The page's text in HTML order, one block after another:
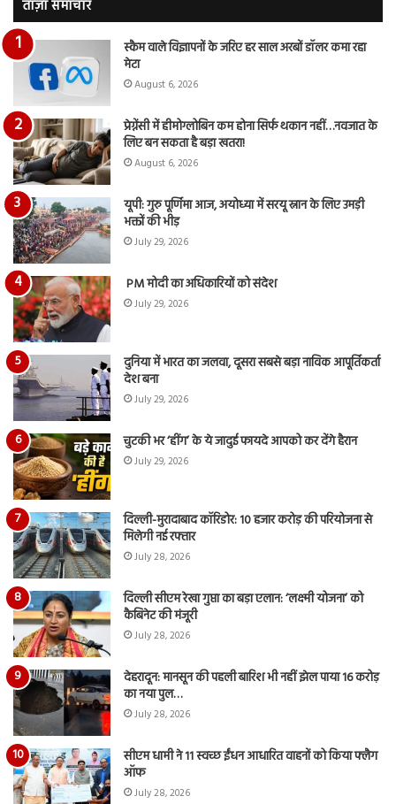
ताज़ा समाचार
स्कैम वाले विज्ञापनों के जरिए हर साल अरबों डॉलर कमा रहा
मेटा
August 6, 2026
प्रेग्नेंसी में हीमोग्लोबिन कम होना सिर्फ थकान नहीं…नवजात के
लिए बन सकता है बड़ा खतरा!
August 6, 2026
यूपी: गुरु पूर्णिमा आज, अयोध्या में सरयू स्नान के लिए उमड़ी
भक्तों की भीड़
July 29, 2026
PM मोदी का अधिकारियों को संदेश
July 29, 2026
दुनिया में भारत का जलवा, दूसरा सबसे बड़ा नाविक आपूर्तिकर्ता
देश बना
July 29, 2026
चुटकी भर ‘हींग’ के ये जादुई फायदे आपको कर देंगे हैरान
July 29, 2026
दिल्ली-मुरादाबाद कॉरिडोर: 10 हजार करोड़ की परियोजना से
मिलेगी नई रफ्तार
July 28, 2026
दिल्ली सीएम रेखा गुप्ता का बड़ा एलान: ‘लक्ष्मी योजना’ को
कैबिनेट की मंजूरी
July 28, 2026
देहरादून: मानसून की पहली बारिश भी नहीं झेल पाया 16 करोड़
का नया पुल…
July 28, 2026
सीएम धामी ने 11 स्वच्छ ईंधन आधारित वाहनों को किया फ्लैग
ऑफ
July 28, 2026